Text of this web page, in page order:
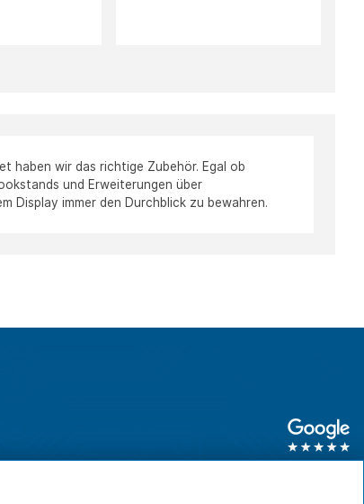
haben wir das richtige Zubehör. Egal ob
und Erweiterungen über
Display immer den Durchblick zu bewahren.